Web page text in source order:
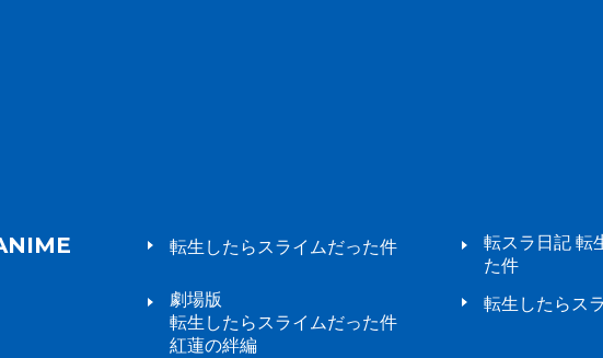
転生したらスライムだった件
転スラ日記 転
た件
劇場版
転生したらスライムだった件
紅蓮の絆編
転生したらス